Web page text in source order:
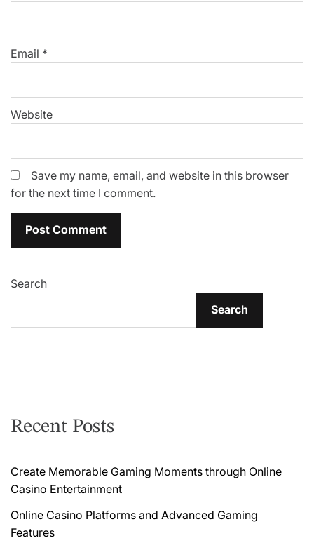
Email *
Website
Save my name, email, and website in this browser
for the next time I comment.
Search
Search
Recent Posts
Create Memorable Gaming Moments through Online
Casino Entertainment
Online Casino Platforms and Advanced Gaming
Features